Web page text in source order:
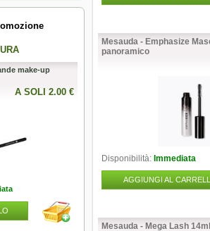
make-up
A SOLI 2.00 €
PERFECT NAILS
A SOLI
Disponibilità:Immediata
Mesauda - Emphasize
panoramico
Disponibilità: Immediata
AGGIUNGI AL
Mesauda - Mega Lash